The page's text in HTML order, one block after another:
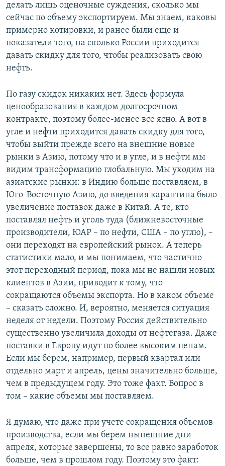
делать лишь оценочные суждения, сколько мы
сейчас по объему экспортируем. Мы знаем, каковы
примерно котировки, и ранее были еще и
показатели того, на сколько России приходится
давать скидку для того, чтобы реализовать свою
нефть.
По газу скидок никаких нет. Здесь формула
ценообразования в каждом долгосрочном
контракте, поэтому более-менее все ясно. А вот в
угле и нефти приходится давать скидку для того,
чтобы выйти прежде всего на внешние новые
рынки в Азию, потому что и в угле, и в нефти мы
видим трансформацию глобальную. Мы уходим на
азиатские рынки: в Индию больше поставляем, в
Юго-Восточную Азию, до введения карантина было
увеличение поставок даже в Китай. А те, кто
поставлял нефть и уголь туда (ближневосточные
производители, ЮАР – по нефти, США – по углю), –
они переходят на европейский рынок. А теперь
статистики мало, и мы понимаем, что частично
этот переходный период, пока мы не нашли новых
клиентов в Азии, приводит к тому, что
сокращаются объемы экспорта. Но в каком объеме
– сказать сложно. И, вероятно, меняется ситуация
неделя от недели. Поэтому Россия действительно
существенно увеличила доходы от нефтегаза. Даже
поставки в Европу идут по более высоким ценам.
Если мы берем, например, первый квартал или
отдельно март и апрель, цены значительно больше,
чем в предыдущем году. Это тоже факт. Вопрос в
том – какие объемы мы поставляем.
Я думаю, что даже при учете сокращения объемов
производства, если мы берем нынешние дни
апреля, которые завершены, то все равно заработок
больше, чем в прошлом году. Поэтому это факт: